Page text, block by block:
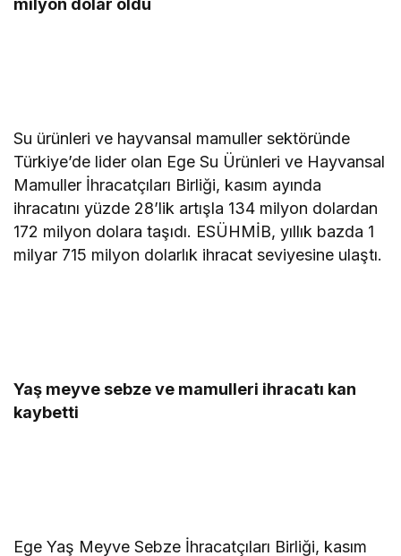
milyon dolar oldu
Su ürünleri ve hayvansal mamuller sektöründe
Türkiye’de lider olan Ege Su Ürünleri ve Hayvansal
Mamuller İhracatçıları Birliği, kasım ayında
ihracatını yüzde 28’lik artışla 134 milyon dolardan
172 milyon dolara taşıdı. ESÜHMİB, yıllık bazda 1
milyar 715 milyon dolarlık ihracat seviyesine ulaştı.
Yaş meyve sebze ve mamulleri ihracatı kan
kaybetti
Ege Yaş Meyve Sebze İhracatçıları Birliği, kasım